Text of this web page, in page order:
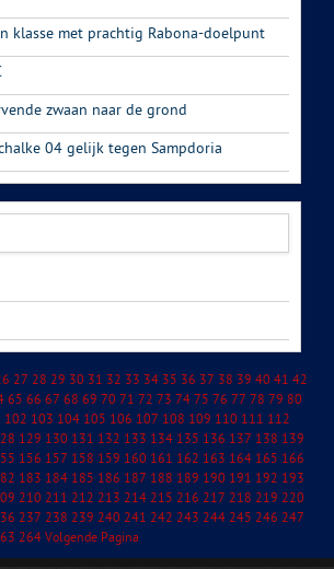
klasse met prachtig Rabona-doelpunt
zwaan naar de grond
04 gelijk tegen Sampdoria
27 28 29 30 31 32 33 34 35 36 37 38 39 40 41 42
65 66 67 68 69 70 71 72 73 74 75 76 77 78 79 80
102 103 104 105 106 107 108 109 110 111 112
129 130 131 132 133 134 135 136 137 138 139
156 157 158 159 160 161 162 163 164 165 166
183 184 185 186 187 188 189 190 191 192 193
210 211 212 213 214 215 216 217 218 219 220
237 238 239 240 241 242 243 244 245 246 247
264 Volgende Pagina